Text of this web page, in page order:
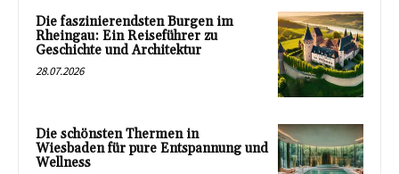
Die faszinierendsten Burgen im
Rheingau: Ein Reiseführer zu
Geschichte und Architektur
28.07.2026
Die schönsten Thermen in
Wiesbaden für pure Entspannung und
Wellness